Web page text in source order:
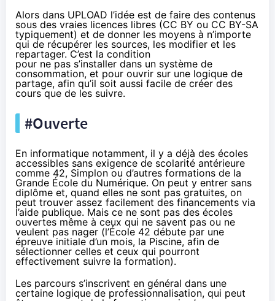
Alors dans UPLOAD l’idée est de faire des contenus
sous des vraies licences libres (CC BY ou CC BY-SA
typiquement) et de donner les moyens à n’importe
qui de récupérer les sources, les modifier et les
repartager. C’est la condition
pour ne pas s’installer dans un système de
consommation, et pour ouvrir sur une logique de
partage, afin qu’il soit aussi facile de créer des
cours que de les suivre.
#Ouverte
En informatique notamment, il y a déjà des écoles
accessibles sans exigence de scolarité antérieure
comme 42, Simplon ou d’autres formations de la
Grande École du Numérique. On peut y entrer sans
diplôme et, quand elles ne sont pas gratuites, on
peut trouver assez facilement des financements via
l’aide publique. Mais ce ne sont pas des écoles
ouvertes même à ceux qui ne savent pas ou ne
veulent pas nager (l’École 42 débute par une
épreuve initiale d’un mois, la Piscine, afin de
sélectionner celles et ceux qui pourront
effectivement suivre la formation).
Les parcours s’inscrivent en général dans une
certaine logique de professionnalisation, qui peut